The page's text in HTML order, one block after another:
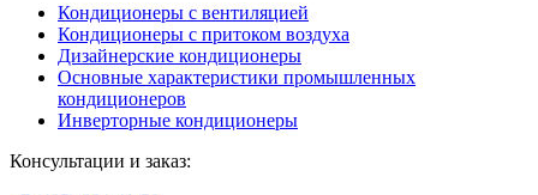
Кондиционеры с вентиляцией
Кондиционеры с притоком воздуха
Дизайнерские кондиционеры
Основные характеристики промышленных
кондиционеров
Инверторные кондиционеры
Консультации и заказ: